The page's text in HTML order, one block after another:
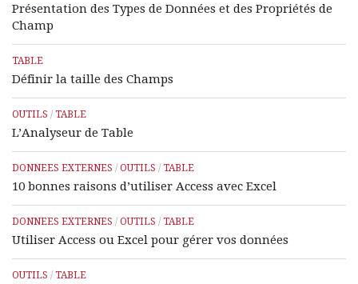
Présentation des Types de Données et des Propriétés de
Champ
TABLE
Définir la taille des Champs
OUTILS /TABLE
L’Analyseur de Table
DONNEES EXTERNES /OUTILS /TABLE
10 bonnes raisons d’utiliser Access avec Excel
DONNEES EXTERNES /OUTILS /TABLE
Utiliser Access ou Excel pour gérer vos données
OUTILS /TABLE